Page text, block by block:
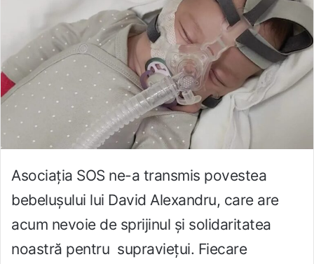
Asociația SOS ne-a transmis povestea
bebelușului lui David Alexandru, care are
acum nevoie de sprijinul și solidaritatea
noastră pentru supraviețui. Fiecare